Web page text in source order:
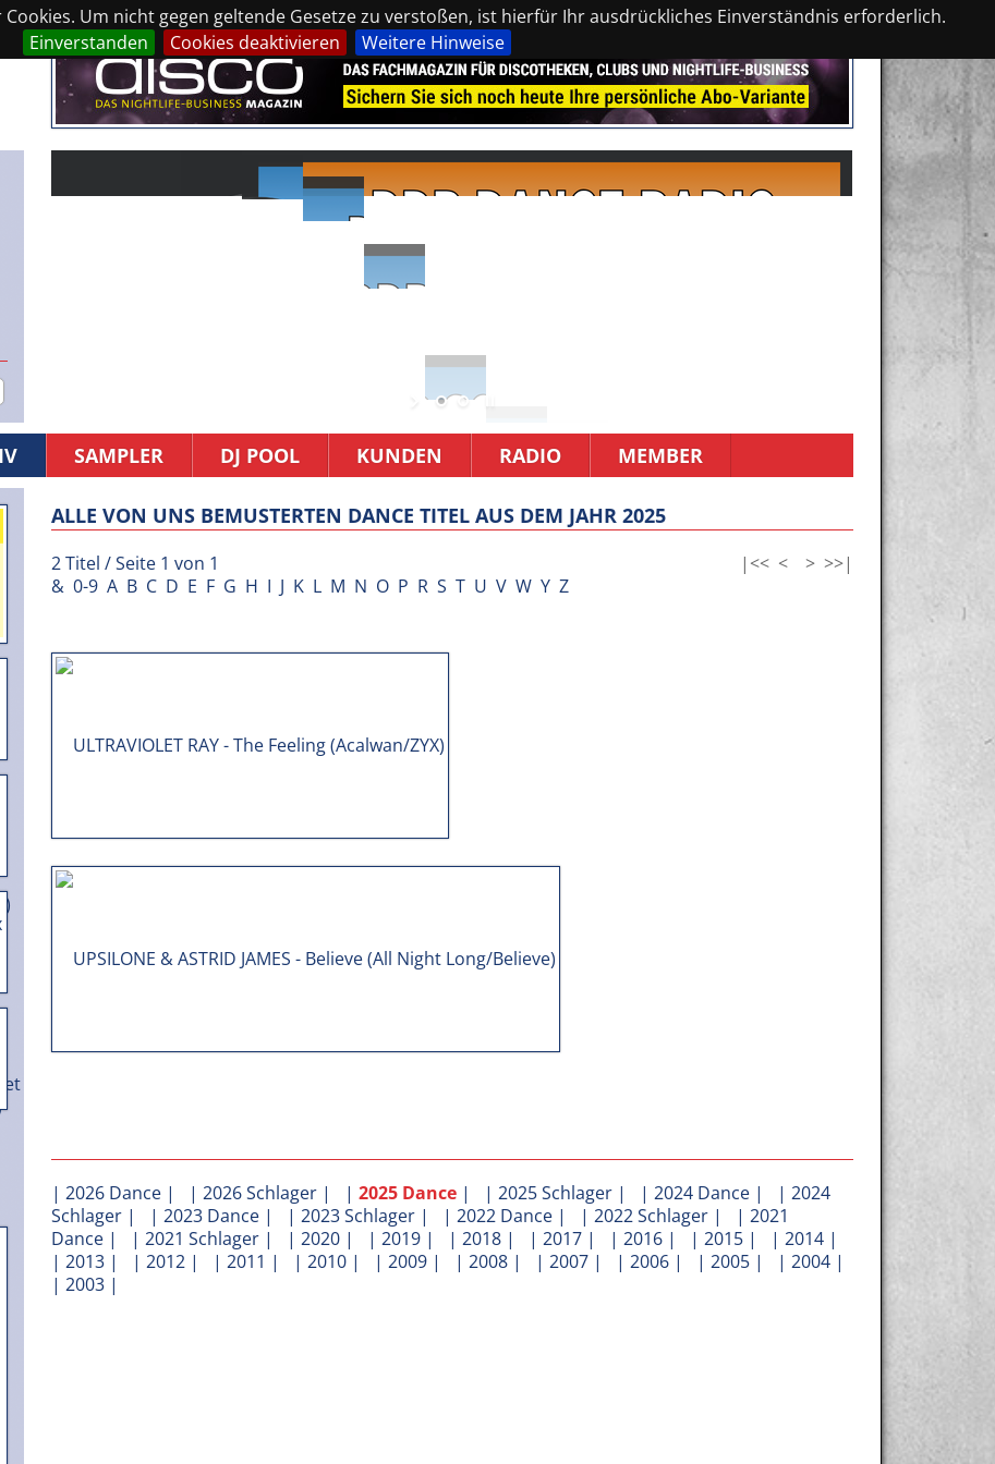
Um nicht gegen geltende Gesetze zu verstoßen, ist hierfür Ihr ausdrückliches Einverständnis erforderlich.
Einverstanden
Cookies deaktivieren Weitere Hinweise
SAMPLER DJ POOL KUNDEN RADIO MEMBER
ALLE VON UNS BEMUSTERTEN DANCE TITEL AUS DEM JAHR 2025
2 Titel / Seite 1 von 1 |<< < > >>|
& 0-9 A B C D E F G H I J K L M N O P R S T U V W Y Z
| 2026 Dance | | 2026 Schlager | | 2025 Dance | | 2025 Schlager | | 2024 Dance | | 2024
Schlager | | 2023 Dance | | 2023 Schlager | | 2022 Dance | | 2022 Schlager | | 2021
Dance | | 2021 Schlager | | 2020 | | 2019 | | 2018 | | 2017 | | 2016 | | 2015 | | 2014 |
| 2013 | | 2012 | | 2011 | | 2010 | | 2009 | | 2008 | | 2007 | | 2006 | | 2005 | | 2004 |
| 2003 |